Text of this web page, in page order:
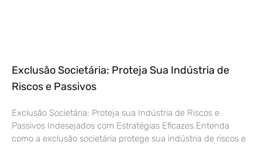
Exclusão Societária: Proteja Sua Indústria de
Riscos e Passivos
Exclusão Societária: Proteja sua Indústria de Riscos e
Passivos Indesejados com Estratégias Eficazes Entenda
como a exclusão societária protege sua indústria de riscos e